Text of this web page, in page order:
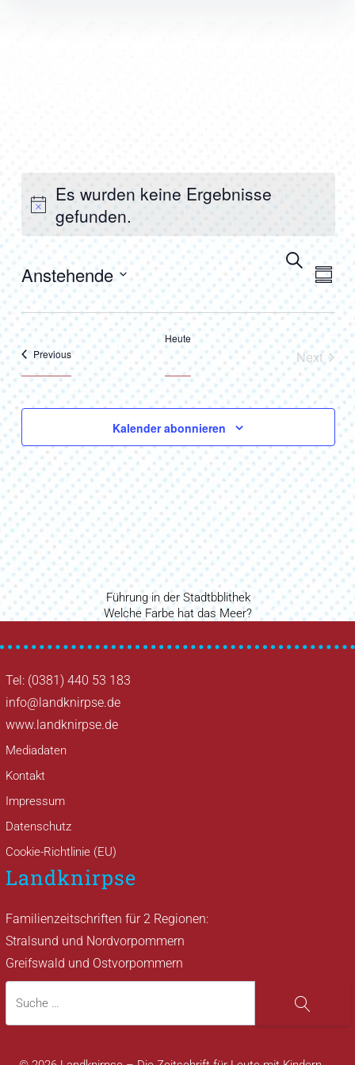
Es wurden keine Ergebnisse
gefunden.
Suche
und
Suche
Anstehende
Select
PreviousVeranstaltungen
Heute
Next
Kalender abonnieren
Beitragsnavigation
Vorheriger
Beitrag
Führung in der Stadtbblithek
Nächster
Welche Farbe hat das Meer?
Tel: (0381) 440 53 183
info@landknirpse.de
www.landknirpse.de
Mediadaten
Kontakt
Impressum
Datenschutz
Cookie-Richtlinie (EU)
Landknirpse
Familienzeitschriften für 2 Regionen:
Stralsund und Nordvorpommern
Greifswald und Ostvorpommern
Suche
Suche